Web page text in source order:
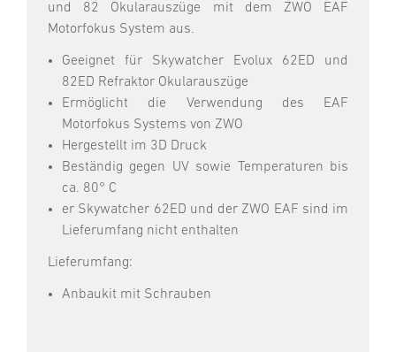
und 82 Okularauszüge mit dem ZWO EAF
Motorfokus System aus.
Geeignet für Skywatcher Evolux 62ED und
82ED Refraktor Okularauszüge
Ermöglicht die Verwendung des EAF
Motorfokus Systems von ZWO
Hergestellt im 3D Druck
Beständig gegen UV sowie Temperaturen bis
ca. 80° C
er Skywatcher 62ED und der ZWO EAF sind im
Lieferumfang nicht enthalten
Lieferumfang:
Anbaukit mit Schrauben